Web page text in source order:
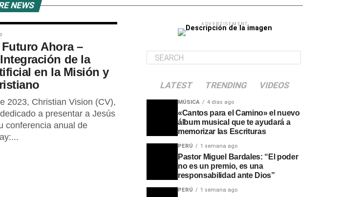
NEWS
Ahora –
de la
en la Misión y
2023, Christian Vision (CV),
a presentar a Jesús
conferencia anual de
ADVERTISEMENT
LATEST TRENDING VIDEOS
MÚSICA 4 días ago
«Cantos para el Camino» el nuevo
álbum musical que te ayudará a
memorizar las Escrituras
PERÚ 1 semana ago
Pastor Miguel Bardales: “El poder
no es un premio, es una
responsabilidad ante Dios”
PERÚ 1 semana ago